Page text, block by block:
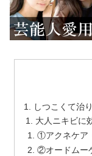
しつこくて治
大人ニキビに
①アクネケア
②オードムー